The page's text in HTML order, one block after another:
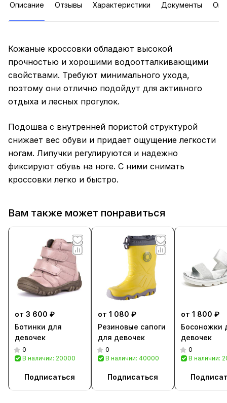
Описание Отзывы Характеристики Документы
Кожаные кроссовки обладают высокой
прочностью и хорошими водоотталкивающими
свойствами. Требуют минимального ухода,
поэтому они отлично подойдут для активного
отдыха и лесных прогулок.
Подошва с внутренней пористой структурой
снижает вес обуви и придает ощущение легкости
ногам. Липучки регулируются и надежно
фиксируют обувь на ноге. С ними снимать
кроссовки легко и быстро.
Вам также может понравиться
от 3 600 ₽
Ботинки для
девочек
0
В наличии: 20000
Подписаться
от 1 080 ₽
Резиновые сапоги
для девочек
0
В наличии: 40000
Подписаться
от 1 800 ₽
Босоножки
девочек
0
В наличии: